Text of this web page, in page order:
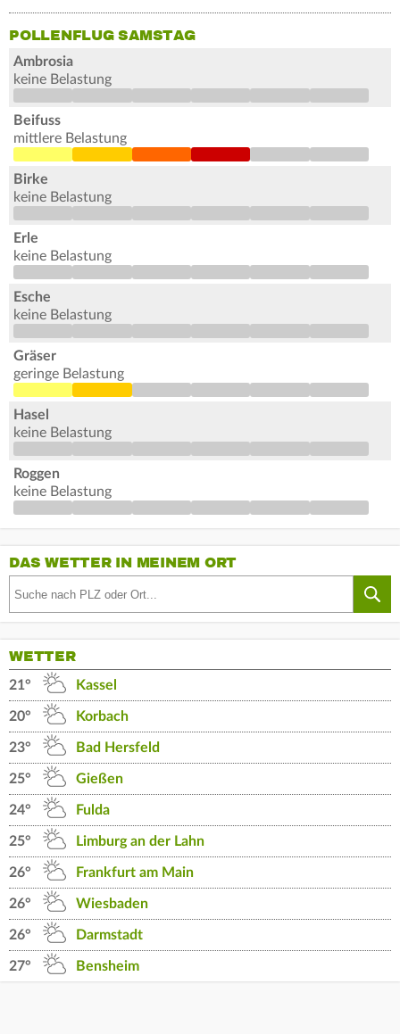
POLLENFLUG SAMSTAG
Ambrosia
keine Belastung
Beifuss
mittlere Belastung
Birke
keine Belastung
Erle
keine Belastung
Esche
keine Belastung
Gräser
geringe Belastung
Hasel
keine Belastung
Roggen
keine Belastung
DAS WETTER IN MEINEM ORT
WETTER
21° Kassel
20° Korbach
23° Bad Hersfeld
25° Gießen
24° Fulda
25° Limburg an der Lahn
26° Frankfurt am Main
26° Wiesbaden
26° Darmstadt
27° Bensheim